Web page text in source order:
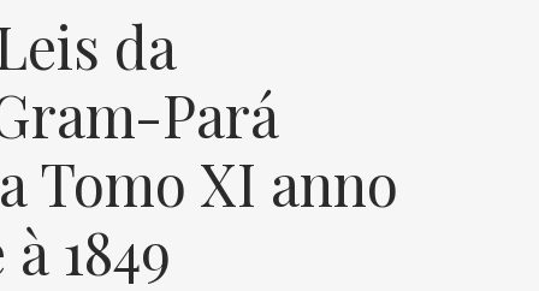
da
Pará
Tomo XI anno
1849